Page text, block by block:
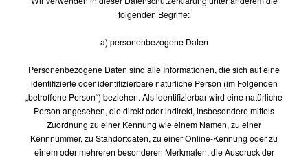
folgenden Begriffe:
a) personenbezogene Daten
Personenbezogene Daten sind alle Informationen, die sich auf eine
identifizierte oder identifizierbare natürliche Person (im Folgenden
„betroffene Person“) beziehen. Als identifizierbar wird eine natürliche
Person angesehen, die direkt oder indirekt, insbesondere mittels
Zuordnung zu einer Kennung wie einem Namen, zu einer
Kennnummer, zu Standortdaten, zu einer Online-Kennung oder zu
einem oder mehreren besonderen Merkmalen, die Ausdruck der